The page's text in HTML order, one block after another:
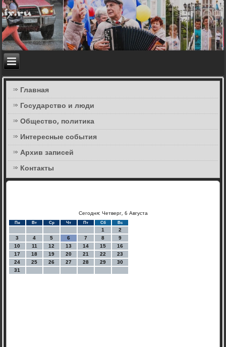
Главная
Государство и люди
Общество, политика
Интересные события
Архив записей
Контакты
Сегодня: Четверг, 6 Августа
Пн Вт Ср Чт Пт Сб Вс
1
2
3
4 5 6 7 8
9
10
11 12 13 14 15
16
17
18 19 20 21 22
23
24
25 26 27 28 29
30
31